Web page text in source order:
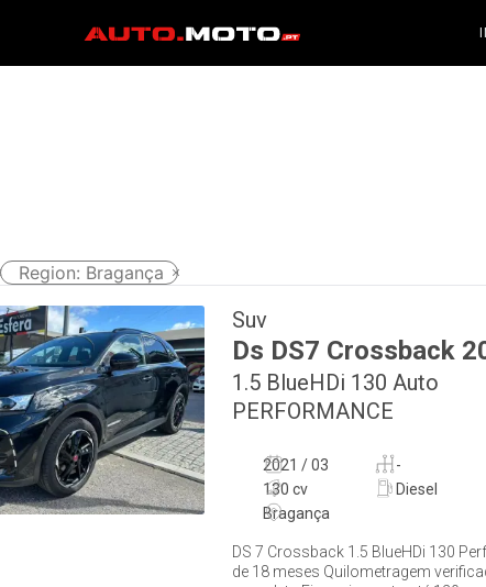
Region: Bragança
Suv
Ds DS7 Crossback
1.5 BlueHDi 130 Auto
PERFORMANCE
2021 / 03 -
130 cv
Diesel
Bragança
DS 7 Crossback 1.5 BlueHDi 130
de 18 meses Quilometragem